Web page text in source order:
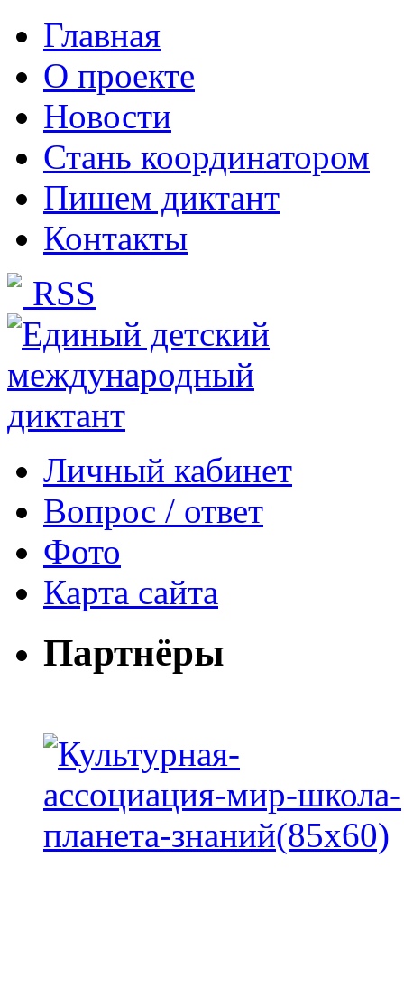
Главная
О проекте
Новости
Стань координатором
Пишем диктант
Контакты
RSS
Личный кабинет
Вопрос / ответ
Фото
Карта сайта
Партнёры